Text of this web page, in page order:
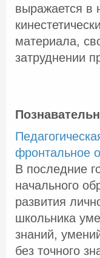
выражается в
материала,
затруднении
фронтальное
В последние
начального
развития
школьника
знаний,
без точного